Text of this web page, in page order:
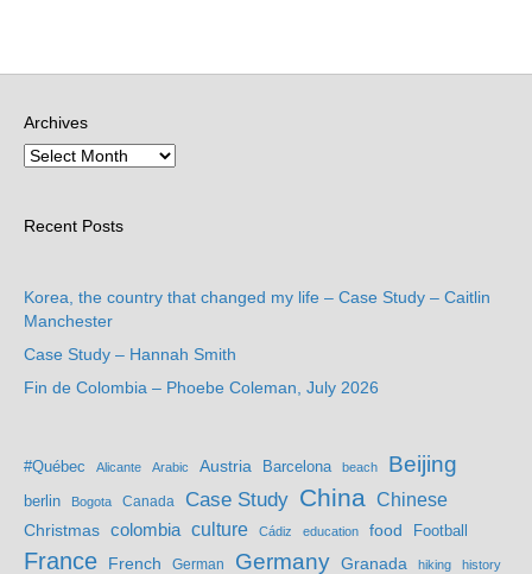
Archives
Recent Posts
Korea, the country that changed my life – Case Study – Caitlin
Manchester
Case Study – Hannah Smith
Fin de Colombia – Phoebe Coleman, July 2026
#Québec Alicante Arabic Austria Barcelona beach Beijing
berlin Bogota Canada Case Study China Chinese
Christmas colombia culture Cádiz education food Football
France French German Germany Granada hiking history